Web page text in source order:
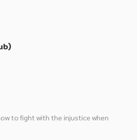
Underdog (ePub)
to fight with the injustice when